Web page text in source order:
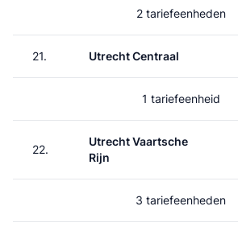
2 tariefeenheden
21. Utrecht Centraal
1 tariefeenheid
22.
Utrecht Vaartsche
Rijn
3 tariefeenheden